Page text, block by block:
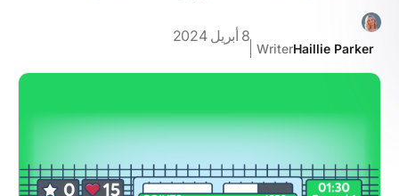
Haillie Parker
Writer
8 أبريل 2024